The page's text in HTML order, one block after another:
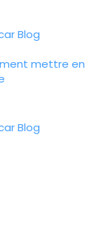
Blog
mettre en
Blog